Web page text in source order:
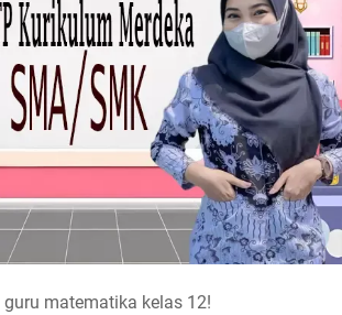
matematika kelas 12!